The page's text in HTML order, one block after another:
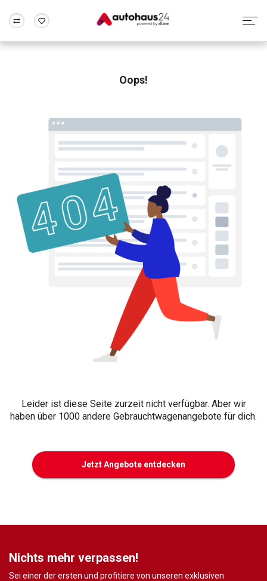
Rund um die Inzahlungnahme
Oops!
Leider ist diese Seite zurzeit nicht verfügbar. Aber wir
haben über 1000 andere Gebrauchtwagenangebote für dich.
Jetzt Angebote entdecken
Nichts mehr verpassen!
Sei einer der ersten und profitiere von unseren exklusiven